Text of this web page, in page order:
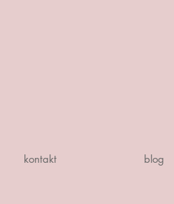
kontakt blog